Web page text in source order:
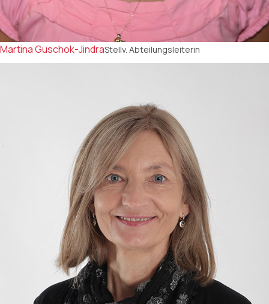
Martina Guschok-JindraStellv. Abteilungsleiterin